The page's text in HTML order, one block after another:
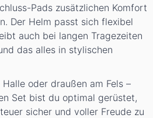
Pads zusätzlichen Komfort
Der Helm passt sich flexibel
auch bei langen Tragezeiten
das alles in stylischen
oder draußen am Fels –
Set bist du optimal gerüstet,
sicher und voller Freude zu